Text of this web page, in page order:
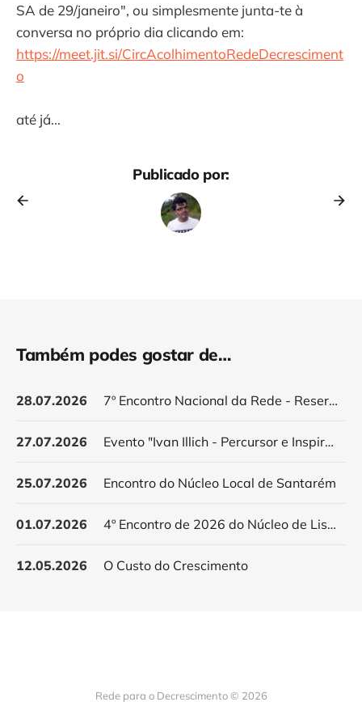
SA de 29/janeiro", ou simplesmente junta-te à
conversa no próprio dia clicando em:
https://meet.jit.si/CircAcolhimentoRedeDecresciment
o
até já...
Publicado por:
Também podes gostar de…
28.07.2026 7º Encontro Nacional da Rede - Reservar data
27.07.2026 Evento "Ivan Illich - Percursor e Inspirador do Decrescimento"
25.07.2026 Encontro do Núcleo Local de Santarém
01.07.2026 4º Encontro de 2026 do Núcleo de Lisboa
12.05.2026 O Custo do Crescimento
Rede para o Decrescimento © 2026